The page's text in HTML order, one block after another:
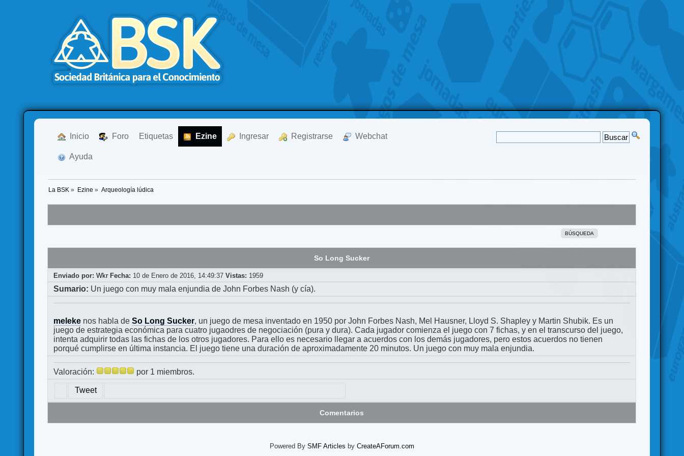
Inicio Foro Etiquetas Ezine Ingresar Registrarse Webchat
Ayuda
La BSK » Ezine » Arqueología lúdica
BÚSQUEDA
So Long Sucker
Enviado por:Wkr Fecha: 10 de Enero de 2016, 14:49:37Vistas: 1959
Sumario: Un juego con muy mala enjundia de John Forbes Nash (y cía).
meleke nos habla deSo Long Sucker, un juego de mesa inventado en 1950 por John Forbes Nash, Mel Hausner, Lloyd S. Shapley y Martin Shubik. Es un
juego de estrategia económica para cuatro jugaodres de negociación (pura y dura). Cada jugador comienza el juego con 7 fichas, y en el transcurso del juego,
intenta adquirir todas las fichas de los otros jugadores. Para ello es necesario llegar a acuerdos con los demás jugadores, pero estos acuerdos no tienen
porqué cumplirse en última instancia. El juego tiene una duración de aproximadamente 20 minutos. Un juego con muy mala enjundia.
Valoración: por 1 miembros.
Tweet
Comentarios
Powered By SMF Articles by CreateAForum.com